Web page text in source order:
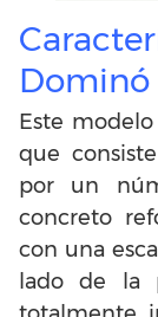
Dominó
Este
que
por un
concreto
con una
lado de la